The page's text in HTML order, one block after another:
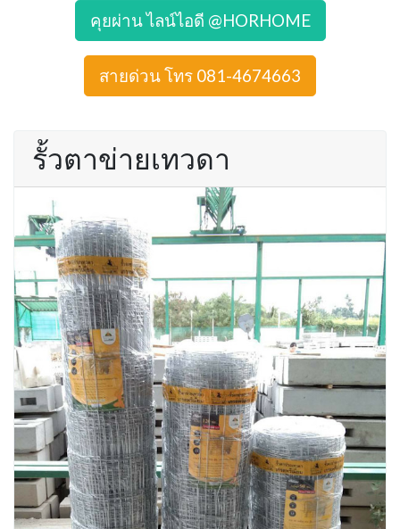
คุยผ่าน ไลน์ไอดี @HORHOME
สายด่วน โทร 081-4674663
รั้วตาข่ายเทวดา